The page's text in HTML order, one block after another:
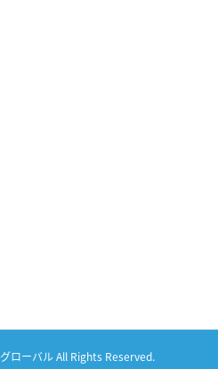
ローバル All Rights Reserved.